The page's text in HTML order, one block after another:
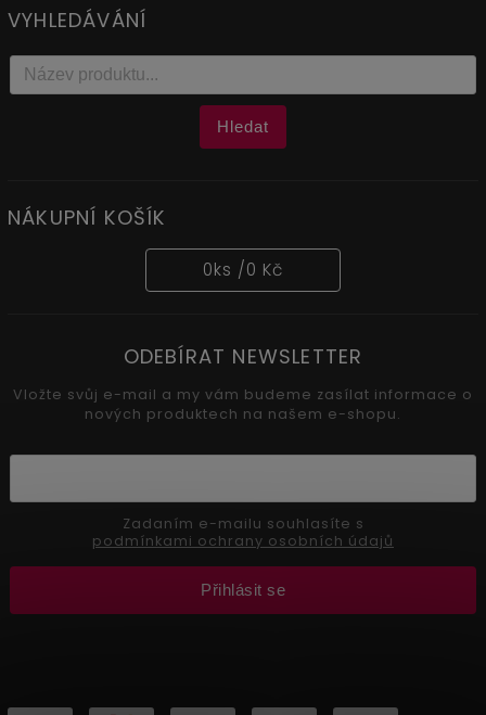
VYHLEDÁVÁNÍ
Hledat
NÁKUPNÍ KOŠÍK
0ks /0 Kč
ODEBÍRAT NEWSLETTER
Vložte svůj e-mail a my vám budeme zasílat informace o
nových produktech na našem e-shopu.
podmínkami ochrany osobních údajů
Přihlásit se